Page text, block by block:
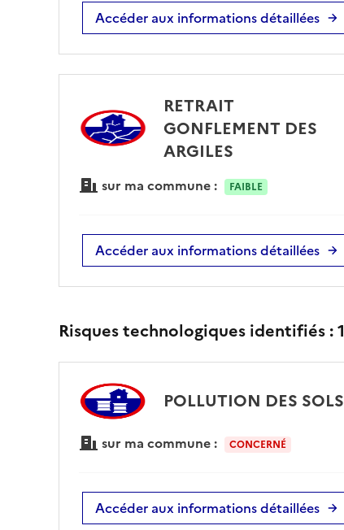
Accéder aux informations détaillées
RETRAIT
GONFLEMENT DES
ARGILES
sur ma commune : FAIBLE
Accéder aux informations détaillées
Risques technologiques identifiés :1
POLLUTION DES SOLS
sur ma commune : CONCERNÉ
Accéder aux informations détaillées